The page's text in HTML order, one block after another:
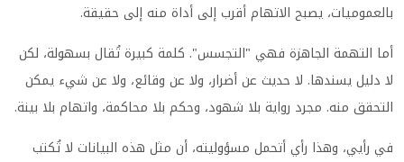
بالعموميات، يصبح الاتهام أقرب إلى أداة منه إلى حقيقة.
أما التهمة الجاهزة فهي "التجسس". كلمة كبيرة تُقال بسهولة، لكن
لا دليل يسندها. لا حديث عن أضرار، ولا عن وقائع، ولا عن شيء يمكن
التحقق منه. مجرد رواية بلا شهود، وحكم بلا محاكمة، واتهام بلا بينة.
في رأيي، وهذا رأي أتحمل مسؤوليته، أن مثل هذه البيانات لا تُكتب